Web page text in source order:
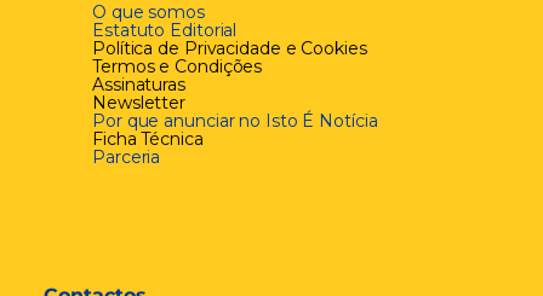
O que somos
Estatuto Editorial
Política de Privacidade e Cookies
Termos e Condições
Assinaturas
Newsletter
Por que anunciar no Isto É Notícia
Ficha Técnica
Parceria